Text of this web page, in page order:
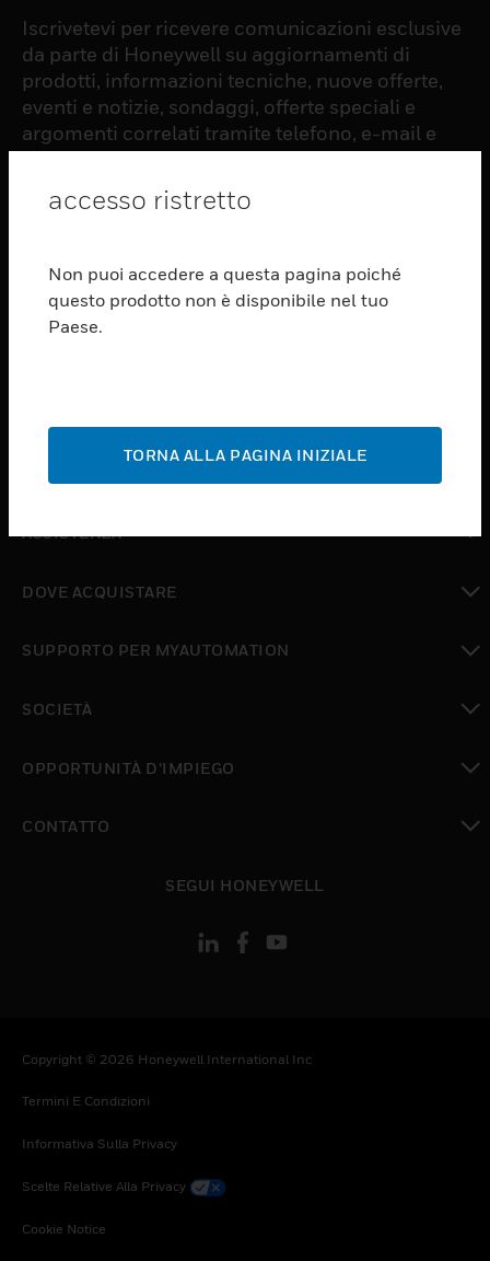
Iscrivetevi per ricevere comunicazioni esclusive
da parte di Honeywell su aggiornamenti di
prodotti, informazioni tecniche, nuove offerte,
eventi e notizie, sondaggi, offerte speciali e
argomenti correlati tramite telefono, e-mail e
PRODUCTS
toggle view
ASSISTENZA
DOVE ACQUISTARE
SUPPORTO PER MYAUTOMATION
SOCIETÀ
OPPORTUNITÀ D’IMPIEGO
CONTATTO
SEGUI HONEYWELL
Copyright © 2026 Honeywell International Inc
Termini E Condizioni
Informativa Sulla Privacy
Scelte Relative Alla Privacy
Cookie Notice
accesso ristretto
Non puoi accedere a questa pagina poiché
questo prodotto non è disponibile nel tuo
Paese.
TORNA ALLA PAGINA INIZIALE